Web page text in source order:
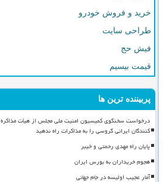
خرید و فروش خودرو
طراحی سایت
فیش حج
قیمت بیسیم
پربیننده ترین ها
درخواست سخنگوی کمیسیون امنیت ملی مجلس از هیأت مذاکره
کنندگان ایرانی گروسی را به مذاکرات راه ندهید
پایان راه مهدی رحمتی و خیبر
هجوم خریداران به بورس ایران
آمار عجیب اولیسه در جام جهانی